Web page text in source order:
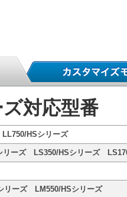
対応型番
HSシリーズ
リーズ LS350/HSシリーズ
リーズ LM550/HSシリーズ